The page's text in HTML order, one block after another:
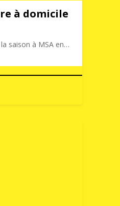
à domicile
saison à MSA en…